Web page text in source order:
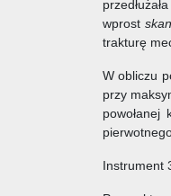
wprost
trakturę
W obliczu
przy
powołanej
Instrument